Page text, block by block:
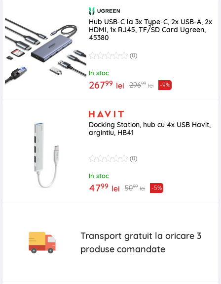
Hub USB-C la 3x Type-C, 2x USB-A, 2x
HDMI, 1x RJ45, TF/SD Card Ugreen,
45380
(0)
In stoc
26799 lei 29699 lei -9%
Docking Station, hub cu 4x USB Havit,
argintiu, HB41
(0)
In stoc
4799 lei 5099 lei -5%
Transport gratuit la oricare 3
produsecomandate